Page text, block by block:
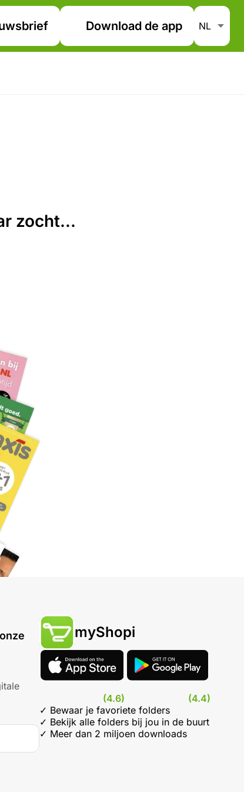
Download de app
zocht...
myShopi
(4.6)
(4.4)
✓ Bewaar je favoriete folders
✓ Bekijk alle folders bij jou in de buurt
✓ Meer dan 2 miljoen downloads